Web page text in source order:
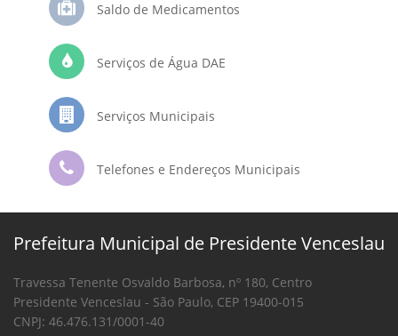
Saldo de Medicamentos
Serviços de Água DAE
Serviços Municipais
Telefones e Endereços Municipais
Prefeitura Municipal de Presidente Venceslau
Travessa Tenente Osvaldo Barbosa, nº 180, Centro
Presidente Venceslau - São Paulo, CEP 19400-015
CNPJ: 46.476.131/0001-40